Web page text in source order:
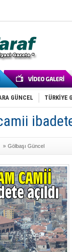
GÜNCEL TÜRKİYE
» Gölbaşı Güncel